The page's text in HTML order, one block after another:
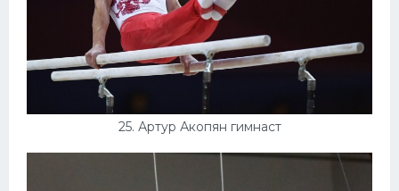
25. Артур Акопян гимнаст